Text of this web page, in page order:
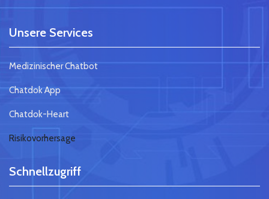
Unsere Services
Medizinischer Chatbot
Chatdok App
Chatdok-Heart
Risikovorhersage
Schnellzugriff